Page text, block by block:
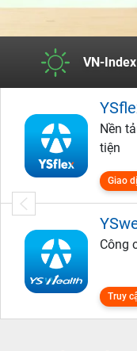
VN-Index
Nền
tiện
Giao
Công
Truy